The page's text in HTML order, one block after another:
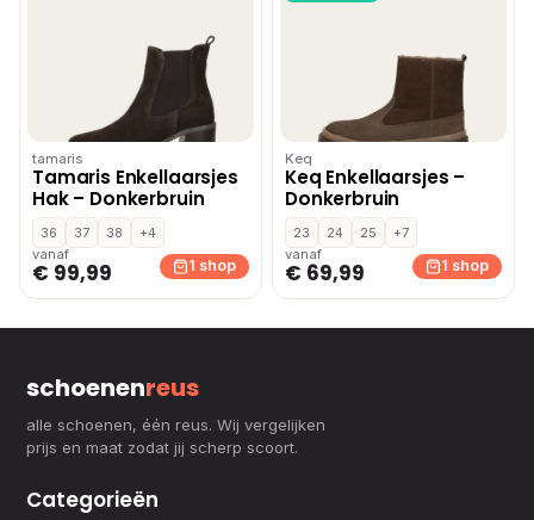
tamaris
Tamaris Enkellaarsjes
Hak – Donkerbruin
36 37 38
+4
vanaf
€ 99,99 1 shop
Keq
Keq Enkellaarsjes –
Donkerbruin
23 24 25
+7
vanaf
€ 69,99 1 shop
schoenenreus
alle schoenen, één reus. Wij vergelijken
prijs en maat zodat jij scherp scoort.
Categorieën